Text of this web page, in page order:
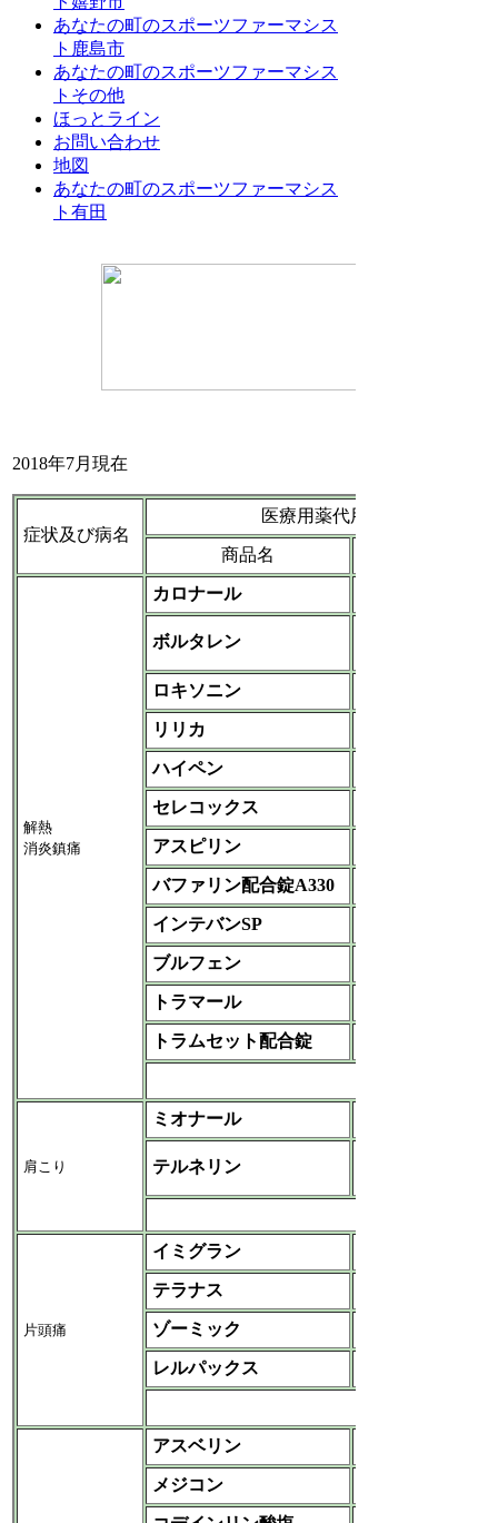
あなたの町のスポーツファーマシス
ト鹿島市
あなたの町のスポーツファーマシス
トその他
ほっとライン
お問い合わせ
地図
あなたの町のスポーツファーマシス
ト有田
2018年7月現在
症状及び病名
医療用薬代用例
商品名
解熱
消炎鎮痛
カロナール
ボルタレン
ロキソニン
リリカ
ハイペン
セレコックス
アスピリン
バファリン配合錠A330
インテバンSP
ブルフェン
トラマール
トラムセット配合錠
肩こり
ミオナール
テルネリン
片頭痛
イミグラン
テラナス
ゾーミック
レルパックス
アスベリン
メジコン